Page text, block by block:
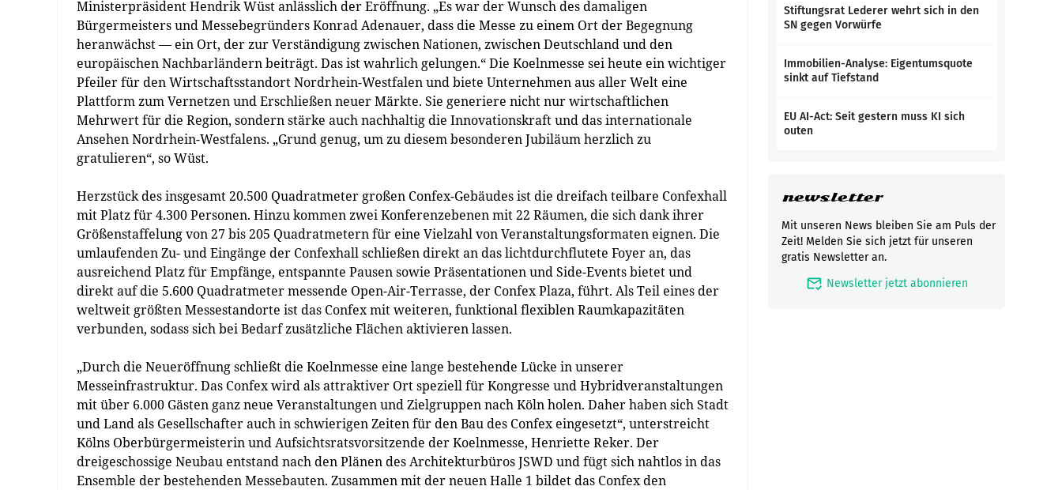
Ministerpräsident Hendrik Wüst anlässlich der Eröffnung. „Es war der Wunsch des damaligen
Bürgermeisters und Messebegründers Konrad Adenauer, dass die Messe zu einem Ort der Begegnung
heranwächst — ein Ort, der zur Verständigung zwischen Nationen, zwischen Deutschland und den
europäischen Nachbarländern beiträgt. Das ist wahrlich gelungen.“ Die Koelnmesse sei heute ein wichtiger
Pfeiler für den Wirtschaftsstandort Nordrhein-Westfalen und biete Unternehmen aus aller Welt eine
Plattform zum Vernetzen und Erschließen neuer Märkte. Sie generiere nicht nur wirtschaftlichen
Mehrwert für die Region, sondern stärke auch nachhaltig die Innovationskraft und das internationale
Ansehen Nordrhein-Westfalens. „Grund genug, um zu diesem besonderen Jubiläum herzlich zu
gratulieren“, so Wüst.
Herzstück des insgesamt 20.500 Quadratmeter großen Confex-Gebäudes ist die dreifach teilbare Confexhall
mit Platz für 4.300 Personen. Hinzu kommen zwei Konferenzebenen mit 22 Räumen, die sich dank ihrer
Größenstaffelung von 27 bis 205 Quadratmetern für eine Vielzahl von Veranstaltungsformaten eignen. Die
umlaufenden Zu- und Eingänge der Confexhall schließen direkt an das lichtdurchflutete Foyer an, das
ausreichend Platz für Empfänge, entspannte Pausen sowie Präsentationen und Side-Events bietet und
direkt auf die 5.600 Quadratmeter messende Open-Air-Terrasse, der Confex Plaza, führt. Als Teil eines der
weltweit größten Messestandorte ist das Confex mit weiteren, funktional flexiblen Raumkapazitäten
verbunden, sodass sich bei Bedarf zusätzliche Flächen aktivieren lassen.
„Durch die Neueröffnung schließt die Koelnmesse eine lange bestehende Lücke in unserer
Messeinfrastruktur. Das Confex wird als attraktiver Ort speziell für Kongresse und Hybridveranstaltungen
mit über 6.000 Gästen ganz neue Veranstaltungen und Zielgruppen nach Köln holen. Daher haben sich Stadt
und Land als Gesellschafter auch in schwierigen Zeiten für den Bau des Confex eingesetzt“, unterstreicht
Kölns Oberbürgermeisterin und Aufsichtsratsvorsitzende der Koelnmesse, Henriette Reker. Der
dreigeschossige Neubau entstand nach den Plänen des Architekturbüros JSWD und fügt sich nahtlos in das
Ensemble der bestehenden Messebauten. Zusammen mit der neuen Halle 1 bildet das Confex den
Stiftungsrat Lederer wehrt sich in den
SN gegen Vorwürfe
Immobilien-Analyse: Eigentumsquote
sinkt auf Tiefstand
EU AI-Act: Seit gestern muss KI sich
outen
newsletter
Mit unseren News bleiben Sie am Puls der
Zeit! Melden Sie sich jetzt für unseren
gratis Newsletter an.
mark_email_read Newsletter jetzt abonnieren